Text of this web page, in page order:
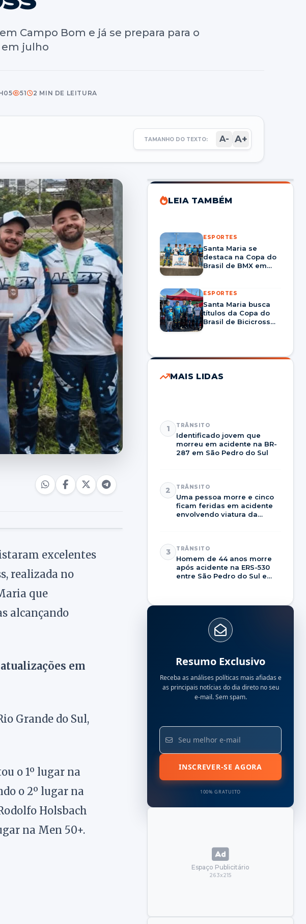
Campo Bom e já se prepara para o
em julho
51 2 MIN DE LEITURA
TAMANHO DO TEXTO: A- A+
excelentes
realizada no
que
alcançando
em
Grande do Sul,
o 1º lugar na
o 2º lugar na
Holsbach
na Men 50+.
LEIA TAMBÉM
ESPORTES
Santa Maria se
destaca na Copa do
Brasil de BMX em
ESPORTES
Santa Maria busca
títulos da Copa do
Brasil de Bicicross
MAIS LIDAS
1 TRÂNSITO
Identificado jovem que
morreu em acidente na BR-
287 em São Pedro do Sul
2 TRÂNSITO
Uma pessoa morre e cinco
ficam feridas em acidente
envolvendo viatura da
3 TRÂNSITO
Homem de 44 anos morre
após acidente na ERS-530
entre São Pedro do Sul e
Resumo Exclusivo
Receba as análises políticas mais afiadas e
as principais notícias do dia direto no seu
e-mail. Sem spam.
INSCREVER-SE AGORA
100% GRATUITO
Espaço Publicitário
263x215